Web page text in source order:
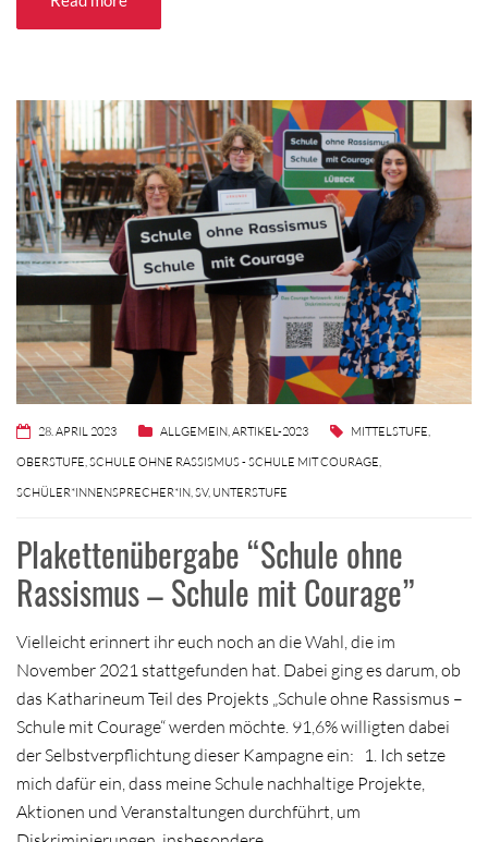
28. APRIL 2023 ALLGEMEIN,ARTIKEL-2023 MITTELSTUFE,
OBERSTUFE,SCHULE OHNE RASSISMUS - SCHULE MIT COURAGE,
SCHÜLER*INNENSPRECHER*IN,SV, UNTERSTUFE
Plakettenübergabe “Schule ohne
Rassismus – Schule mit Courage”
Vielleicht erinnert ihr euch noch an die Wahl, die im
November 2021 stattgefunden hat. Dabei ging es darum, ob
das Katharineum Teil des Projekts „Schule ohne Rassismus –
Schule mit Courage“ werden möchte. 91,6% willigten dabei
der Selbstverpflichtung dieser Kampagne ein: 1. Ich setze
mich dafür ein, dass meine Schule nachhaltige Projekte,
Aktionen und Veranstaltungen durchführt, um